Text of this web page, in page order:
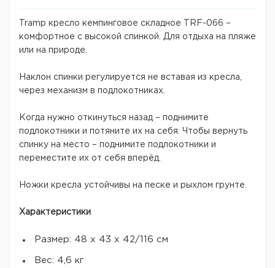
Tramp кресло кемпинговое складное TRF-066 –
комфортное с высокой спинкой. Для отдыха на пляже
или на природе.
Наклон спинки регулируется не вставая из кресла,
через механизм в подлокотниках.
Когда нужно откинуться назад – поднимите
подлокотники и потяните их на себя. Чтобы вернуть
спинку на место – поднимите подлокотники и
переместите их от себя вперёд.
Ножки кресла устойчивы на песке и рыхлом грунте.
Характеристики
Размер: 48 х 43 х 42/116 см
Вес: 4,6 кг